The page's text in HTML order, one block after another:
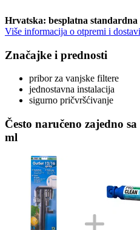
Hrvatska: besplatna standardna
Više informacija o otpremi i dostavi
Značajke i prednosti
pribor za vanjske filtere
jednostavna instalacija
sigurno pričvršćivanje
Često naručeno zajedno
ml